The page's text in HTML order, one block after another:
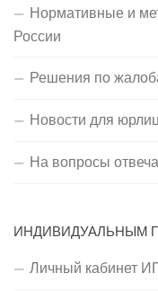
Нормативные и
России
Решения по
Новости для
На вопросы
ИНДИВИДУАЛЬНЫМ
Личный кабинет